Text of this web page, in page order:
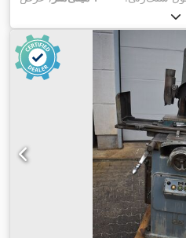
سرعت اسپیندل:
وزن کل:۱۱٬۰۰۰ کیلوگرم ,